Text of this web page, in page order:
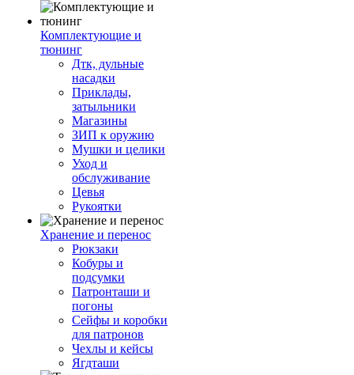
Комплектующие и
тюнинг
Дтк, дульные
насадки
Приклады,
затыльники
Магазины
ЗИП к оружию
Мушки и целики
Уход и
обслуживание
Цевья
Рукоятки
Хранение и перенос
Рюкзаки
Кобуры и
подсумки
Патронташи и
погоны
Сейфы и коробки
для патронов
Чехлы и кейсы
Ягдташи